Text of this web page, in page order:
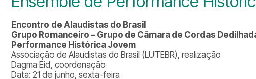
Encontro de Alaudistas do Brasil
Grupo Romanceiro – Grupo de Câmara de Cordas
Performance Histórica Jovem
Associação de Alaudistas do Brasil (LUTEBR), realização
Dagma Eid, coordenação
Data: 21 de junho, sexta-feira